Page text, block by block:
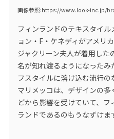
画像参照:https://www.look-inc.jp/
フィンランドのテキスタイ
ョン・F・ケネディがアメリ
ジャクリーン夫人が着用した
名が知れ渡るようになった
フスタイルに溶け込む流行
マリメッコは、デザインの
どから影響を受けていて、
ランドであるのもうなずけま